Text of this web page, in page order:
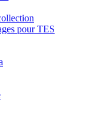
pour TES